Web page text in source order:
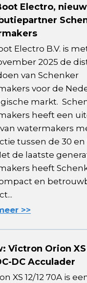
Electro,
Electro B.V. is
2025 de
van Schenker
voor de
markt.
heeft een
watermakers
tussen de 30 en
de laatste
heeft
en
>>
Victron Orion XS
DC Acculader
XS 12/12 70A is